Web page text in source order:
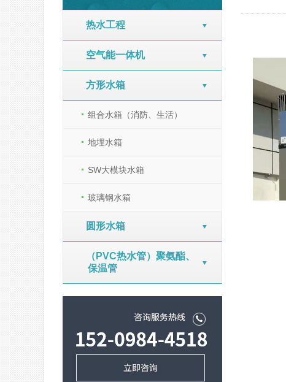
热水工程
空气能一体机
方形水箱
组合水箱（消防、生活）
地埋水箱
SW大模块水箱
玻璃钢水箱
圆形水箱
（PVC热水管）聚氨酯、
保温管